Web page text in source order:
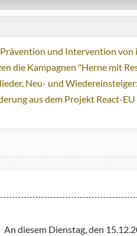
und Intervention
die Kampagnen "Herne mit
Neu- und
aus dem Projekt React-
An diesem Dienstag, den